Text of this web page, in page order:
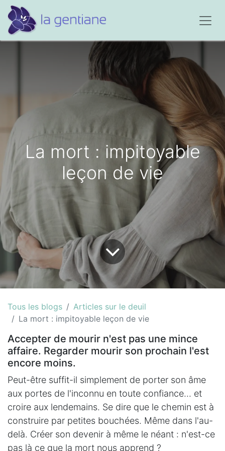
La mort : impitoyable
leçon de vie
Tous les blogs
Articles sur le deuil
La mort : impitoyable leçon de vie
Accepter de mourir n'est pas une mince
affaire. Regarder mourir son prochain l'est
encore moins.
Peut-être suffit-il simplement de porter son âme
aux portes de l'inconnu en toute confiance... et
croire aux lendemains. Se dire que le chemin est à
construire par petites bouchées. Même dans l'au-
delà. Créer son devenir à même le néant : n'est-ce
pas là ce que la mort nous apprend ?